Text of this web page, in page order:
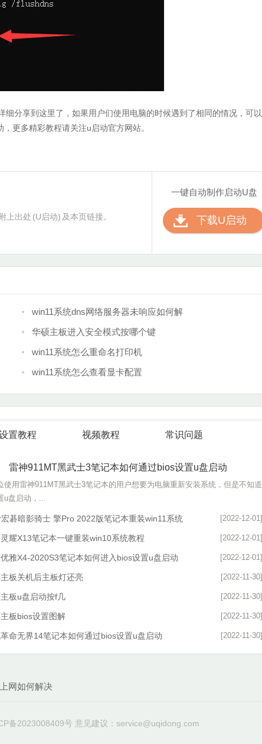
分享到这里了，如果用户们使用电脑的时候遇到了相同的情况，可以
更多精彩教程请关注u启动官方网站。
上出处 (U启动) 及本页链接。
一键自动制作启动U盘
下载U启动
win11系统dns网络服务器未响应如何解
华硕主板进入安全模式按哪个键
win11系统怎么重命名打印机
win11系统怎么查看显卡配置
置教程 视频教程 常识问题
雷神911MT黑武士3笔记本如何通过bios设置u盘启动
使用雷神911MT黑武士3笔记本的用户想要为电脑重新安装系统，但是不知道
u盘启动，...
[2022-12-01]
碁暗影骑士 擎Pro 2022版笔记本重装win11系统
[2022-12-01]
耀X13笔记本一键重装win10系统教程
[2022-12-01]
雅X4-2020S3笔记本如何进入bios设置u盘启动
[2022-11-30]
板关机后主板灯还亮
[2022-11-30]
板u盘启动按f几
[2022-11-30]
板bios设置图解
[2022-11-30]
命无界14笔记本如何通过bios设置u盘启动
网如何解决
备2023008409号 意见建议：service@uqidong.com